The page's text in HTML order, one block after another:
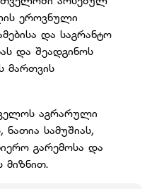
ეროვნული
და საგრანტო
და შეადგინოს
მართვის
აგრარული
სამუშიას,
გარემოსა და
მიზნით.